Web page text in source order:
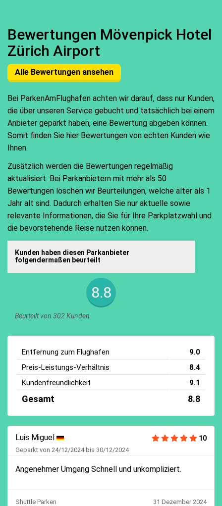
Bewertungen Mövenpick Hotel
Zürich Airport
Alle Bewertungen ansehen
Bei ParkenAmFlughafen achten wir darauf, dass nur Kunden,
die über unseren Service gebucht und tatsächlich bei einem
Anbieter geparkt haben, eine Bewertung abgeben können.
Somit finden Sie hier Bewertungen von echten Kunden wie
Ihnen.
Zusätzlich werden die Bewertungen regelmäßig
aktualisiert: Bei Parkanbietern mit mehr als 50
Bewertungen löschen wir Beurteilungen, welche älter als 1
Jahr alt sind. Dadurch erhalten Sie nur aktuelle sowie
relevante Informationen, die Sie für Ihre Parkplatzwahl und
die bevorstehende Reise nutzen können.
Kunden haben diesen Parkanbieter
folgendermaßen beurteilt
8.8
Beurteilt von 302 Kunden
Entfernung zum Flughafen
9.0
Preis-Leistungs-Verhältnis
8.4
Kundenfreundlichkeit
9.1
Gesamt 8.8
Luis Miguel 10
Geparkt von 24/12/2024 bis 30/12/2024
Angenehmer Umgang Schnell und unkompliziert.
Shuttle Parken 31 Dezember 2024